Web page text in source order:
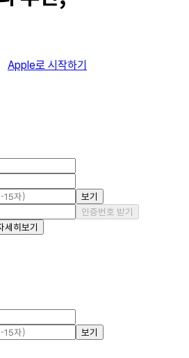
Apple로 시작하기
보기
인증번호 받기
세히보기
보기